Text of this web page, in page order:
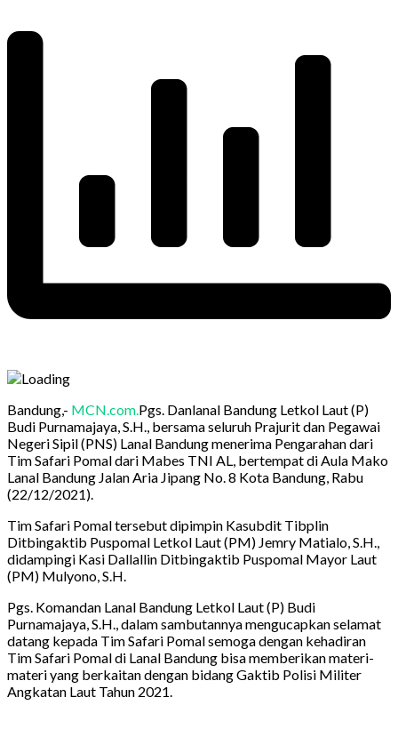
Bandung,- MCN.com.Pgs. Danlanal Bandung Letkol Laut (P)
Budi Purnamajaya, S.H., bersama seluruh Prajurit dan Pegawai
Negeri Sipil (PNS) Lanal Bandung menerima Pengarahan dari
Tim Safari Pomal dari Mabes TNI AL, bertempat di Aula Mako
Lanal Bandung Jalan Aria Jipang No. 8 Kota Bandung, Rabu
(22/12/2021).
Tim Safari Pomal tersebut dipimpin Kasubdit Tibplin
Ditbingaktib Puspomal Letkol Laut (PM) Jemry Matialo, S.H.,
didampingi Kasi Dallallin Ditbingaktib Puspomal Mayor Laut
(PM) Mulyono, S.H.
Pgs. Komandan Lanal Bandung Letkol Laut (P) Budi
Purnamajaya, S.H., dalam sambutannya mengucapkan selamat
datang kepada Tim Safari Pomal semoga dengan kehadiran
Tim Safari Pomal di Lanal Bandung bisa memberikan materi-
materi yang berkaitan dengan bidang Gaktib Polisi Militer
Angkatan Laut Tahun 2021.